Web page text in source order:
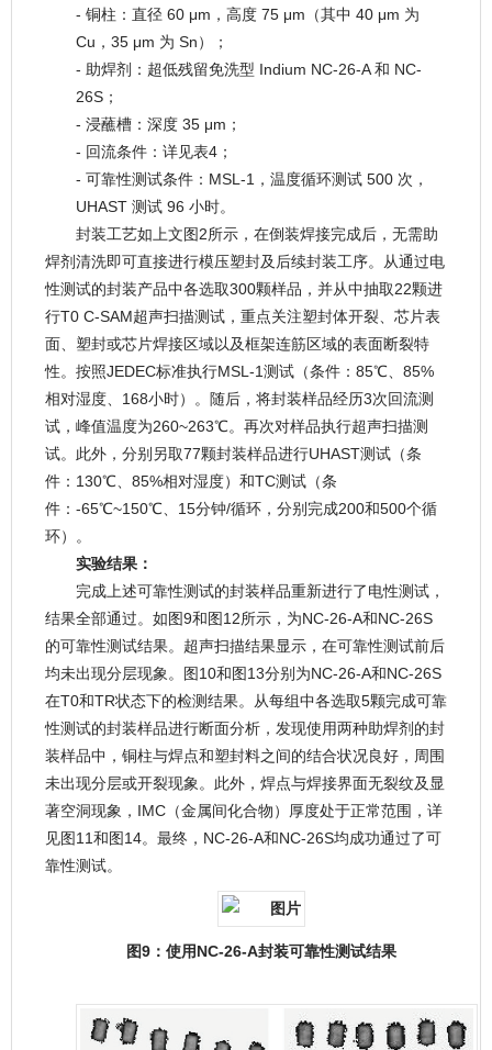
- 铜柱：直径 60 μm，高度 75 μm（其中 40 μm 为
Cu，35 μm 为 Sn）；
- 助焊剂：超低残留免洗型 Indium NC-26-A 和 NC-
26S；
- 浸蘸槽：深度 35 μm；
- 回流条件：详见表4；
- 可靠性测试条件：MSL-1，温度循环测试 500 次，
UHAST 测试 96 小时。
封装工艺如上文图2所示，在倒装焊接完成后，无需助
焊剂清洗即可直接进行模压塑封及后续封装工序。从通过电
性测试的封装产品中各选取300颗样品，并从中抽取22颗进
行T0 C-SAM超声扫描测试，重点关注塑封体开裂、芯片表
面、塑封或芯片焊接区域以及框架连筋区域的表面断裂特
性。按照JEDEC标准执行MSL-1测试（条件：85℃、85%
相对湿度、168小时）。随后，将封装样品经历3次回流测
试，峰值温度为260~263℃。再次对样品执行超声扫描测
试。此外，分别另取77颗封装样品进行UHAST测试（条
件：130℃、85%相对湿度）和TC测试（条
件：-65℃~150℃、15分钟/循环，分别完成200和500个循
环）。
实验结果：
完成上述可靠性测试的封装样品重新进行了电性测试，
结果全部通过。如图9和图12所示，为NC-26-A和NC-26S
的可靠性测试结果。超声扫描结果显示，在可靠性测试前后
均未出现分层现象。图10和图13分别为NC-26-A和NC-26S
在T0和TR状态下的检测结果。从每组中各选取5颗完成可靠
性测试的封装样品进行断面分析，发现使用两种助焊剂的封
装样品中，铜柱与焊点和塑封料之间的结合状况良好，周围
未出现分层或开裂现象。此外，焊点与焊接界面无裂纹及显
著空洞现象，IMC（金属间化合物）厚度处于正常范围，详
见图11和图14。最终，NC-26-A和NC-26S均成功通过了可
靠性测试。
图9：使用NC-26-A封装可靠性测试结果